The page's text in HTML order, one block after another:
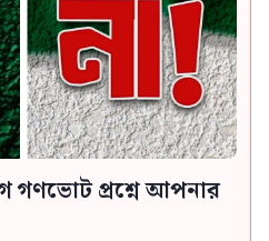
গণভোট প্রশ্নে আপনার